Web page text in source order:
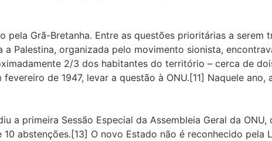
Grã-Bretanha. Entre as questões prioritárias a serem
Palestina, organizada pelo movimento sionista,
2/3 dos habitantes do território – cerca de
de 1947, levar a questão à ONU.[11] Naquele
a primeira Sessão Especial da Assembleia Geral da
abstenções.[13] O novo Estado não é reconhecido pela